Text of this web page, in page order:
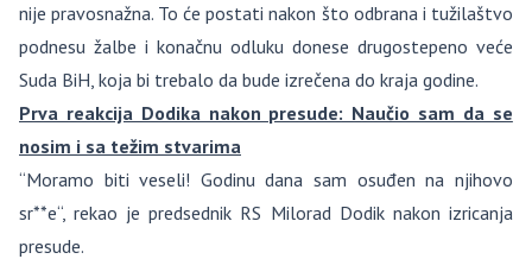
nije pravosnažna. To će postati nakon što odbrana i tužilaštvo
podnesu žalbe i konačnu odluku donese drugostepeno veće
Suda BiH, koja bi trebalo da bude izrečena do kraja godine.
Prva reakcija Dodika nakon presude: Naučio sam da se
nosim i sa težim stvarima
“Moramo biti veseli! Godinu dana sam osuđen na njihovo
sr**e“, rekao je predsednik RS Milorad Dodik nakon izricanja
presude.